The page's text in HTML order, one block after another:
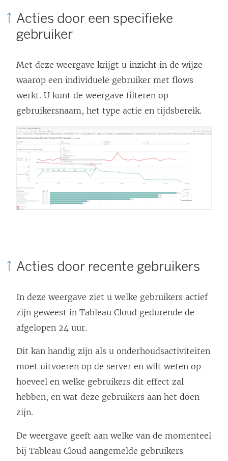
Acties door een specifieke
gebruiker
Met deze weergave krijgt u inzicht in de wijze
waarop een individuele gebruiker met flows
werkt. U kunt de weergave filteren op
gebruikersnaam, het type actie en tijdsbereik.
Acties door recente gebruikers
In deze weergave ziet u welke gebruikers actief
zijn geweest in Tableau Cloud gedurende de
afgelopen 24 uur.
Dit kan handig zijn als u onderhoudsactiviteiten
moet uitvoeren op de server en wilt weten op
hoeveel en welke gebruikers dit effect zal
hebben, en wat deze gebruikers aan het doen
zijn.
De weergave geeft aan welke van de momenteel
bij Tableau Cloud aangemelde gebruikers